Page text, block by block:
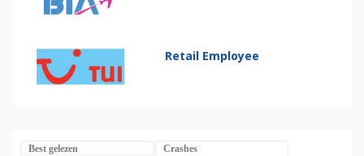
Retail Employee
Best gelezen Crashes